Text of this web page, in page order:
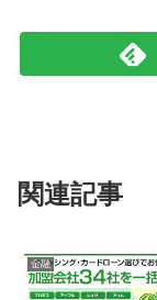
関連記事
金融